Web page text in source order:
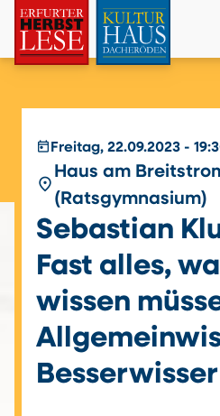
today Freitag, 22.09.2023 -
place
Haus am
(Ratsgymnasium)
Sebastian
Fast alles,
wissen
Besserwisser